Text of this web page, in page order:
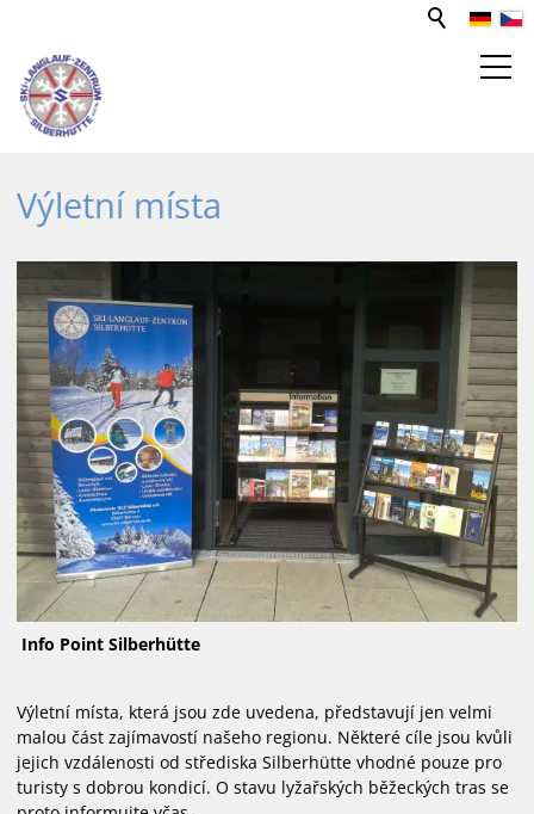
STŘEDISKO PRO SPORT A VOLNÝ
ČAS
Aktivity
Výletní místa
Spolek pro místní podporu
SLZ-Sponzoři
Funkční budova
Zlatý potok
Mediatéka
WEBCAM
BĚŽECKÉ TRATĚ
Výletní místa
Info Point Silberhütte
Výletní místa, která jsou zde uvedena, představují jen velmi
malou část zajímavostí našeho regionu. Některé cíle jsou kvůli
jejich vzdálenosti od střediska Silberhütte vhodné pouze pro
turisty s dobrou kondicí. O stavu lyžařských běžeckých tras se